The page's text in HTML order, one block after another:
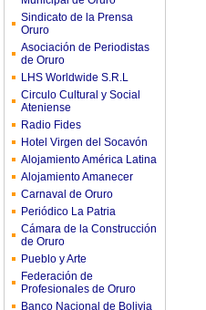
Sindicato de la Prensa
Oruro
Asociación de Periodistas
de Oruro
LHS Worldwide S.R.L
Circulo Cultural y Social
Ateniense
Radio Fides
Hotel Virgen del Socavón
Alojamiento América Latina
Alojamiento Amanecer
Carnaval de Oruro
Periódico La Patria
Cámara de la Construcción
de Oruro
Pueblo y Arte
Federación de
Profesionales de Oruro
Banco Nacional de Bolivia